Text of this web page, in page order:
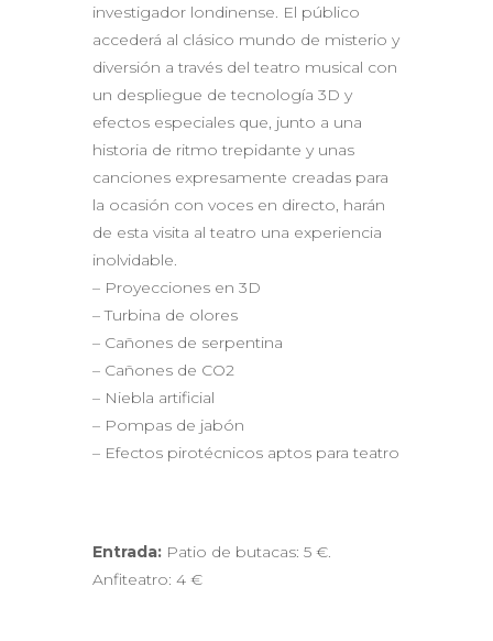
investigador londinense. El público
accederá al clásico mundo de misterio y
diversión a través del teatro musical con
un despliegue de tecnología 3D y
efectos especiales que, junto a una
historia de ritmo trepidante y unas
canciones expresamente creadas para
la ocasión con voces en directo, harán
de esta visita al teatro una experiencia
inolvidable.
– Proyecciones en 3D
– Turbina de olores
– Cañones de serpentina
– Cañones de CO2
– Niebla artificial
– Pompas de jabón
– Efectos pirotécnicos aptos para teatro
Entrada: Patio de butacas: 5 €.
Anfiteatro: 4 €